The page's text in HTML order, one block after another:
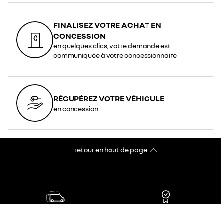
FINALISEZ VOTRE ACHAT EN
CONCESSION
en quelques clics, votre demande est
communiquée à votre concessionnaire
RÉCUPÉREZ VOTRE VÉHICULE
en concession
retour en haut de page​